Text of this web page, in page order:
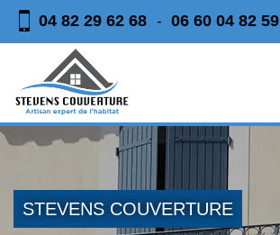
04 82 29 62 68 - 06 60 04 82 59
STEVENS COUVERTURE